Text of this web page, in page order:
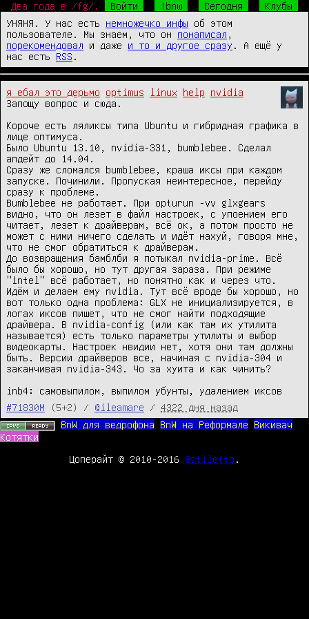
Два года в /fg/. Войти !bnw Сегодня
Клубы
УНЯНЯ. У нас есть немножечко инфы об этом
пользователе. Мы знаем, что он понаписал
порекомендовал и даже и то и другое сразу . А ещё у
нас есть RSS
я ебал это дерьмо optimus linux help
nvidia
Запощу вопрос и сюда.
Короче есть ляликсы типа Ubuntu и гибридная графика в
лице оптимуса.
Было Ubuntu 13.10, nvidia-331, bumblebee. Сделал
апдейт до 14.04.
Сразу же сломался bumblebee, краша иксы при каждом
запуске. Починили. Пропуская неинтересное, перейду
сразу к проблеме.
Bumblebee не работает. При opturun -vv glxgears
видно, что он лезет в файл настроек, с упоением его
читает, лезет к драйверам, всё ок, а потом просто не
может с ними ничего сделать и идёт нахуй, говоря мне,
что не смог обратиться к драйверам.
До возвращения бамблби я потыкал nvidia-prime. Всё
было бы хорошо, но тут другая зараза. При режиме
"intel" всё работает, но понятно как и через что.
Идём и делаем ему nvidia. Тут всё вроде бы хорошо, но
вот только одна проблема: GLX не инициализируется, в
логах иксов пишет, что не смог найти подходящие
драйвера. В nvidia-config (или как там их утилита
называется) есть только параметры утилиты и выбор
видеокарты. Настроек нвидии нет, хотя они там должны
быть. Версии драйверов все, начиная с nvidia-304 и
заканчивая nvidia-343. Чо за хуита и как чинить?
inb4: самовыпилом, выпилом убунты, удалением иксов
#71830M
(5+2) / @ileamare / 4322 дня назад
BnW для ведрофона
BnW на Реформале
Викивач
Котятки
Цоперайт © 2010-2016 @stiletto